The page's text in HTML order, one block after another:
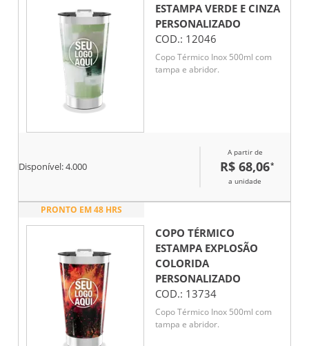
ESTAMPA VERDE E CINZA
PERSONALIZADO
COD.: 12046
Copo Térmico Inox 500ml com
tampa e abridor.
Disponível:4.000
A partir de
R$ 68,06*
a unidade
PRONTO EM 48 HRS
COPO TÉRMICO
ESTAMPA EXPLOSÃO
COLORIDA
PERSONALIZADO
COD.: 13734
Copo Térmico Inox 500ml com
tampa e abridor.